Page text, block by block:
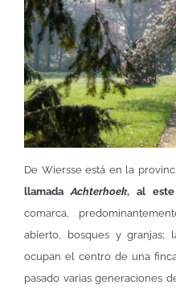
De Wiersse está en la
llamadaAchterhoek, al este
comarca,
abierto, bosques y
ocupan el centro de una
pasado varias generaciones